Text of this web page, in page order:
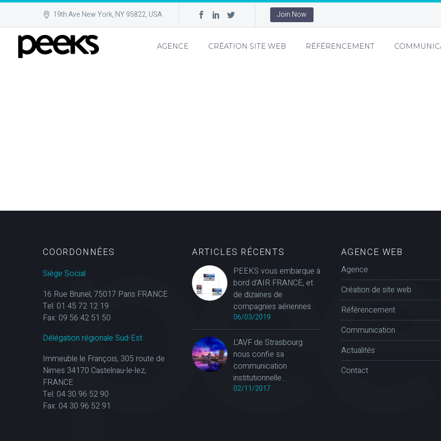
19th Ave New York, NY 95822, USA Join Now
AGENCE CRÉATION SITE WEB RÉFÉRENCEMENT
COORDONNÉES
Siège Social
16 Rue Brunel, 75017 Paris FRANCE
Tel: 01 45 72 12 19
Fax: 09 56 42 51 50
Délégation régionale Sud-Est
Immeuble le François, 305 route de
Nimes 34170 Castelnau-le-lez,
FRANCE
Tel: 04 30 96 52 90
Fax: 04 30 96 52 91
ARTICLES RÉCENTS
PEEKS vous embarque à
bord d'AIR FRANCE, et
de dizaines de
compagnies aériennes
06/03/2019
L'AVF de Strasbourg
nous confie sa
communication
institutionnelle...
02/11/2017
AGENCE WEB
Agence
Création de site web
Référencement
Communication
Actualités
Contact